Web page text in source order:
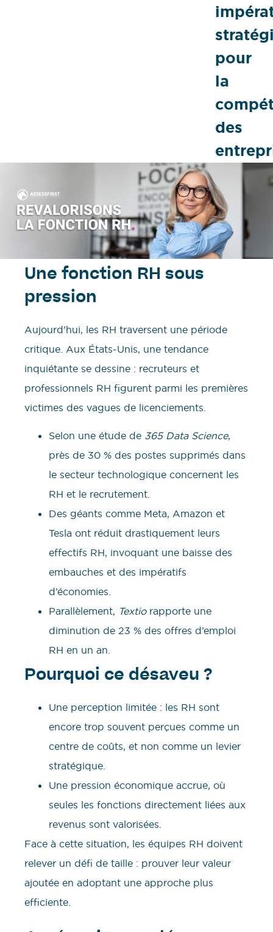
pour
la
des
Une fonction RH sous
pression
Aujourd’hui, les RH traversent une période
critique. Aux États-Unis, une tendance
inquiétante se dessine : recruteurs et
professionnels RH figurent parmi les premières
victimes des vagues de licenciements.
Selon une étude de 365 Data Science,
près de 30 % des postes supprimés dans
le secteur technologique concernent les
RH et le recrutement.
Des géants comme Meta, Amazon et
Tesla ont réduit drastiquement leurs
effectifs RH, invoquant une baisse des
embauches et des impératifs
d’économies.
Parallèlement, Textiorapporte une
diminution de 23 % des offres d’emploi
RH en un an.
Pourquoi ce désaveu ?
Une perception limitée : les RH sont
encore trop souvent perçues comme un
centre de coûts, et non comme un levier
stratégique.
Une pression économique accrue, où
seules les fonctions directement liées aux
revenus sont valorisées.
Face à cette situation, les équipes RH doivent
relever un défi de taille : prouver leur valeur
ajoutée en adoptant une approche plus
efficiente.